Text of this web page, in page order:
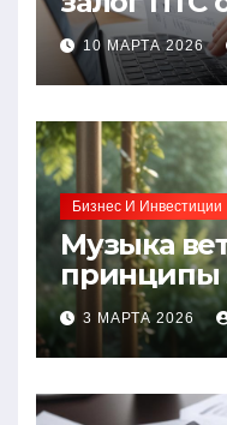
без
10 МАРТА 2026
Бизнес И Инвестиции
Музыка
принципы
3 МАРТА 2026